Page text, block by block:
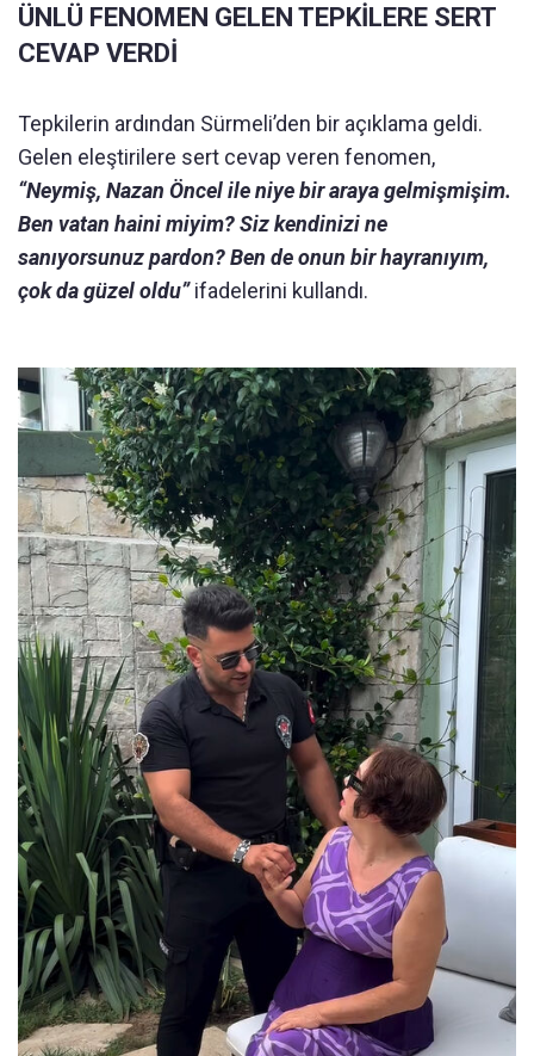
ÜNLÜ FENOMEN GELEN TEPKİLERE SERT
CEVAP VERDİ
Tepkilerin ardından Sürmeli’den bir açıklama geldi.
Gelen eleştirilere sert cevap veren fenomen,
“Neymiş, Nazan Öncel ile niye bir araya gelmişmişim.
Ben vatan haini miyim? Siz kendinizi ne
sanıyorsunuz pardon? Ben de onun bir hayranıyım,
çok da güzel oldu”ifadelerini kullandı.